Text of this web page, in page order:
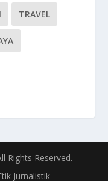
TRAVEL
Rights Reserved.
Jurnalistik